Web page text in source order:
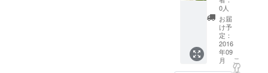
グッズ
をスペ
シャル
BOXプ
レゼン
ト！ ①
＋②＋
0人
お届
け予
定：
2016
年09
月
こ
の
リ